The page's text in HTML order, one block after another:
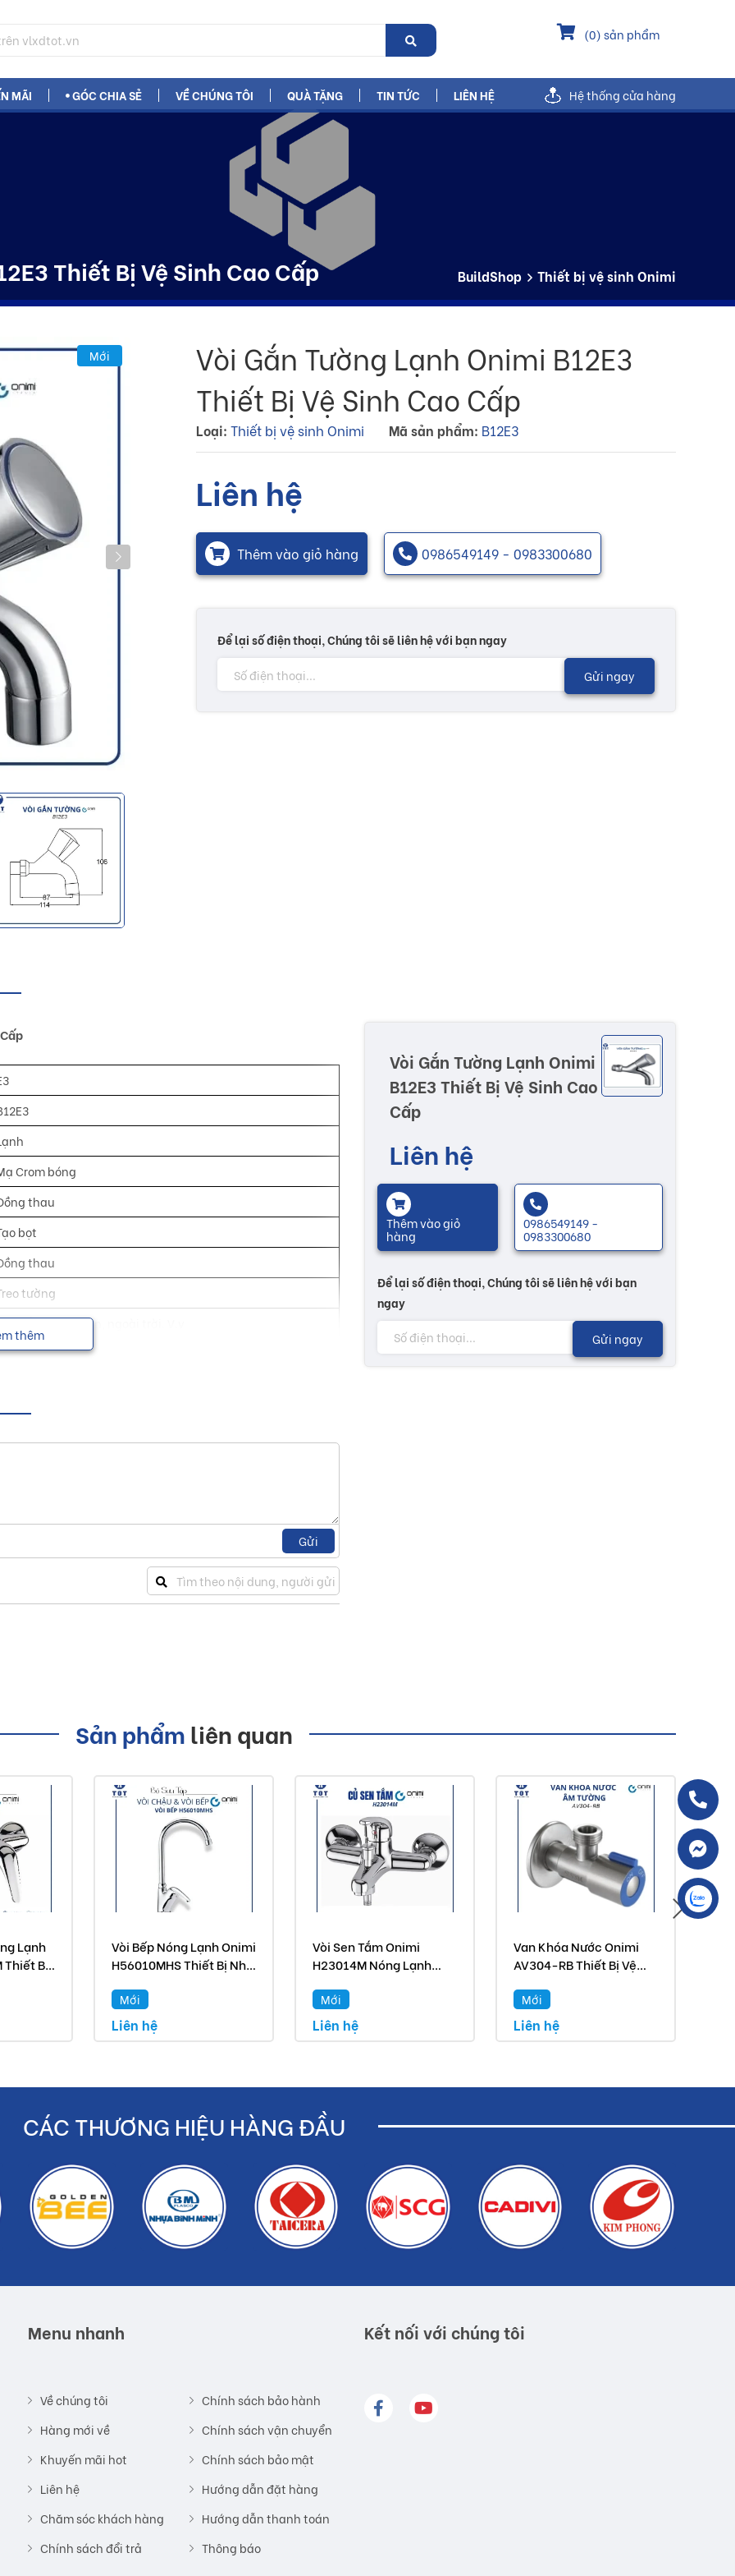
(0) sản phẩm
MÃI GÓC CHIA SẺ VỀ CHÚNG TÔI QUÀ TẶNG TIN TỨC LIÊN HỆ Hệ thống cửa hàng
Thiết Bị Vệ Sinh Cao Cấp BuildShop Thiết bị vệ sinh Onimi
Mới
Vòi Gắn Tường Lạnh Onimi B12E3
Thiết Bị Vệ Sinh Cao Cấp
Loại: Thiết bị vệ sinh Onimi Mã sản phẩm: B12E3
Liên hệ
Thêm vào giỏ hàng 0986549149 - 0983300680
Để lại số điện thoại, Chúng tôi sẽ liên hệ với bạn ngay
Gửi ngay
Crom bóng
thau
bọt
thau
tường
tắm, sân vườn, ngoài trời. V.v
inch
và trải nghiệm sản phẩm. Nếu có bất cứ vấn đề về sản
kích thước không phù hợp với nhu cầu của mình bởi vì
nhận được hàng lỗi mà không phải do shop bán cho
các rủi to khi mua sản phẩm, nếu cần, khách có thể
gì liên quan đến sản phẩm, vui lòng liên hệ chúng tôi để
hoặc hơn yêu cầu
thêm
Gửi
Vòi Gắn Tường Lạnh Onimi
B12E3 Thiết Bị Vệ Sinh Cao
Cấp
Liên hệ
Thêm vào giỏ
hàng
0986549149 -
0983300680
Để lại số điện thoại, Chúng tôi sẽ liên hệ với bạn
ngay
Gửi ngay
Sản phẩm liên quan
Lạnh
Thiết Bị
Vòi Bếp Nóng Lạnh Onimi
H56010MHS Thiết Bị Nhà
Mới
Liên hệ
Vòi Sen Tắm Onimi
H23014M Nóng Lạnh
Mới
Liên hệ
Van Khóa Nước Onimi
AV304-RB Thiết Bị Vệ
Mới
Liên hệ
CÁC THƯƠNG HIỆU HÀNG ĐẦU
Menu nhanh
Về chúng tôi
Hàng mới về
Khuyến mãi hot
Liên hệ
Chăm sóc khách hàng
Chính sách đổi trả
Chính sách bảo hành
Chính sách vận chuyển
Chính sách bảo mật
Hướng dẫn đặt hàng
Hướng dẫn thanh toán
Thông báo
Kết nối với chúng tôi